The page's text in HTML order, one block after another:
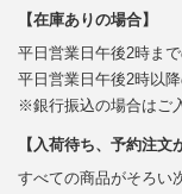
【在庫ありの場合】
平日営業日午後2時ま
平日営業日午後2時以
※銀行振込の場合はご
【入荷待ち、予約注文
すべての商品がそろい